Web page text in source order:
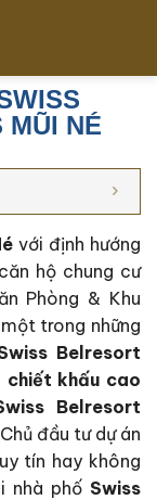
MŨI NÉ
với định hướng
hộ chung cư
Phòng & Khu
trong những
Belresort
chiết khấu cao
Belresort
Chủ đầu tư dự án
tín hay không
nhà phố Swiss